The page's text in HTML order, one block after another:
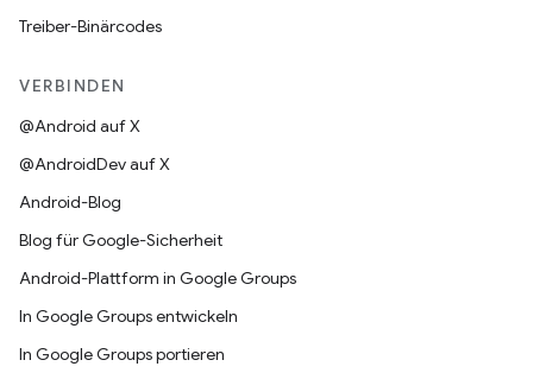
Treiber-Binärcodes
VERBINDEN
@Android auf X
@AndroidDev auf X
Android-Blog
Blog für Google-Sicherheit
Android-Plattform in Google Groups
In Google Groups entwickeln
In Google Groups portieren